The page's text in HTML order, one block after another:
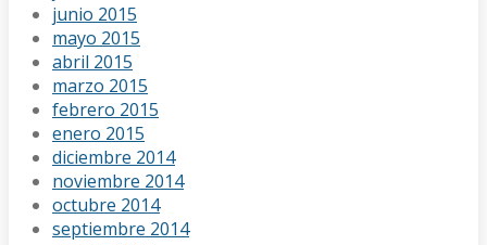
junio 2015
mayo 2015
abril 2015
marzo 2015
febrero 2015
enero 2015
diciembre 2014
noviembre 2014
octubre 2014
septiembre 2014